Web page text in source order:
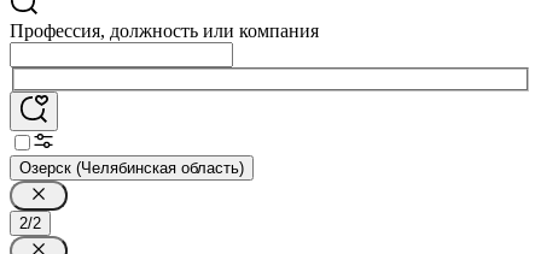
Профессия, должность или компания
Озерск (Челябинская область)
2/2